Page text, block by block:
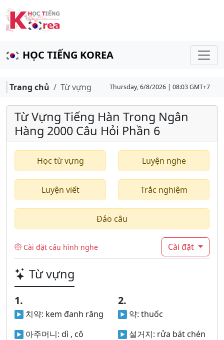
HỌC TIẾNG KOREA
Trang chủ Từ vựng Thursday, 6/8/2026 | 08:03 GMT+7
Từ Vựng Tiếng Hàn Trong Ngân
Hàng 2000 Câu Hỏi Phần 6
Học từ vựng Luyện nghe
Luyện viết Trắc nghiệm
Đảo câu
Cài đặt cấu hình nghe Cài đặt
Từ vựng
1.
치약: kem đanh răng
아주머니: dì , cô
2.
약: thuốc
설거지: rửa bát chén